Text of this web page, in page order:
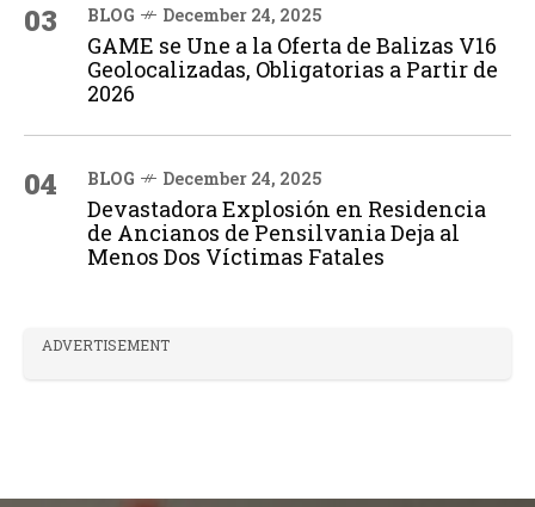
03 BLOG December 24, 2025
GAME se Une a la Oferta de Balizas V16
Geolocalizadas, Obligatorias a Partir de
2026
04 BLOG December 24, 2025
Devastadora Explosión en Residencia
de Ancianos de Pensilvania Deja al
Menos Dos Víctimas Fatales
ADVERTISEMENT